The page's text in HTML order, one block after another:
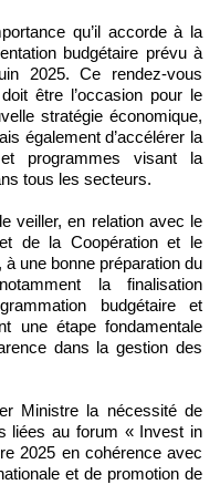
qu’il accorde à la
budgétaire prévu à
2025. Ce rendez-vous
être l’occasion pour le
stratégie économique,
également d’accélérer la
programmes visant la
tous les secteurs.
veiller, en relation avec le
de la Coopération et le
une bonne préparation du
la finalisation
budgétaire et
une étape fondamentale
dans la gestion des
Ministre la nécessité de
liées au forum « Invest in
2025 en cohérence avec
et de promotion de